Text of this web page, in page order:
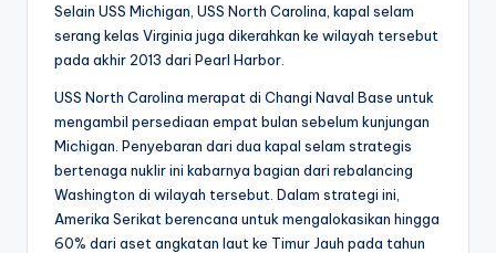
Selain USS Michigan, USS North Carolina, kapal selam
serang kelas Virginia juga dikerahkan ke wilayah tersebut
pada akhir 2013 dari Pearl Harbor.
USS North Carolina merapat di Changi Naval Base untuk
mengambil persediaan empat bulan sebelum kunjungan
Michigan. Penyebaran dari dua kapal selam strategis
bertenaga nuklir ini kabarnya bagian dari rebalancing
Washington di wilayah tersebut. Dalam strategi ini,
Amerika Serikat berencana untuk mengalokasikan hingga
60% dari aset angkatan laut ke Timur Jauh pada tahun